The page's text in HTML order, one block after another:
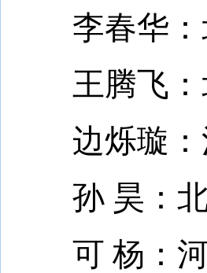
李春华：
王腾飞：
边烁璇：
孙 昊：北
可 杨：河